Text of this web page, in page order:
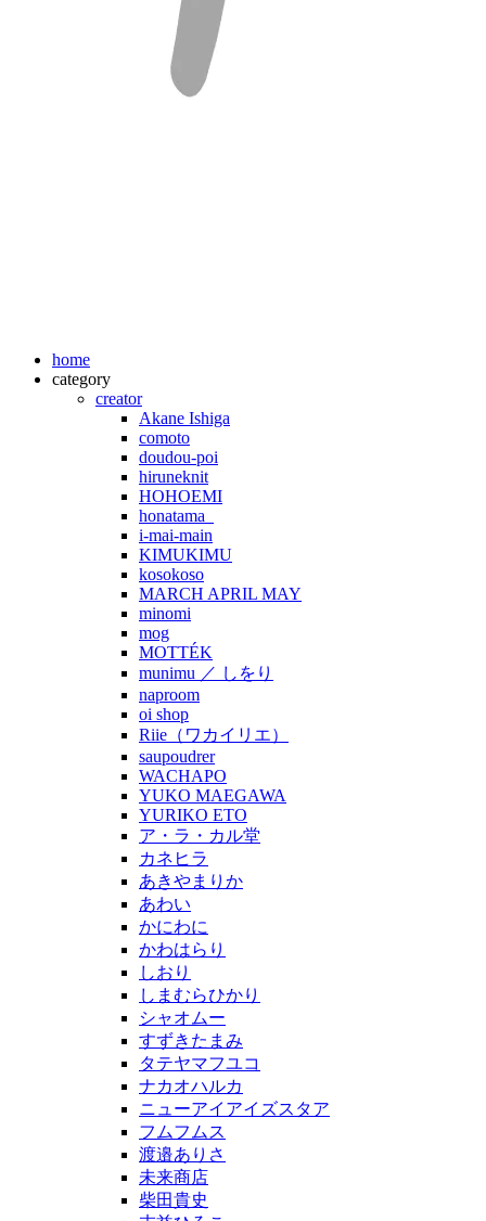
home
category
creator
Akane Ishiga
comoto
doudou-poi
hiruneknit
HOHOEMI
honatama_
i-mai-main
KIMUKIMU
kosokoso
MARCH APRIL MAY
minomi
mog
MOTTÉK
munimu ／ しをり
naproom
oi shop
Riie（ワカイリエ）
saupoudrer
WACHAPO
YUKO MAEGAWA
YURIKO ETO
ア・ラ・カル堂
カネヒラ
あきやまりか
あわい
かにわに
かわはらり
しおり
しまむらひかり
シャオムー
すずきたまみ
タテヤマフユコ
ナカオハルカ
ニューアイアイズスタア
フムフムス
渡邉ありさ
未来商店
柴田貴史